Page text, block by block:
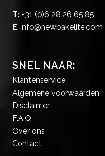
T: +31 (0)6 28 26 65 85
E: info@newbakelite.com
SNEL NAAR:
Klantenservice
Algemene voorwaarden
Disclaimer
F.A.Q
Over ons
Contact